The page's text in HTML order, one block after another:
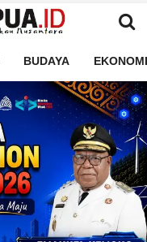
BUDAYA EKONOMI